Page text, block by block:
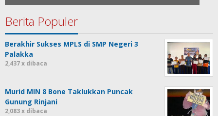
Berita Populer
Berakhir Sukses MPLS di SMP Negeri 3
Palakka
2,437 x dibaca
Murid MIN 8 Bone Taklukkan Puncak
Gunung Rinjani
2,083 x dibaca